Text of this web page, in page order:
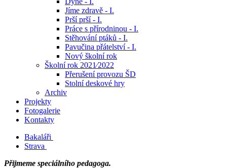
Jíme zdravě - I.
Prší prší - I.
Práce s přírodninou - I.
Stěhování ptáků - I.
Pavučina přátelství - I.
Nový školní rok
Školní rok 2021⁄2022
Přerušení provozu ŠD
Stolní deskové hry
Archiv
Projekty
Fotogalerie
Kontakty
Bakaláři
Strava
Přijmeme speciálního pedagoga.